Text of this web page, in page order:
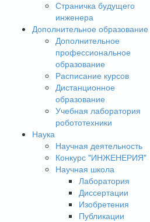
Страничка будущего
инженера
Дополнительное образование
Дополнительное
профессиональное
образование
Расписание курсов
Дистанционное
образование
Учебная лаборатория
робототехники
Наука
Научная деятельность
Конкурс "ИНЖЕНЕРИЯ"
Научная школа
Лаборатория
Диссертации
Изобретения
Публикации